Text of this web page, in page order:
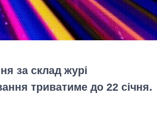
за склад журі
триватиме до 22 січня.